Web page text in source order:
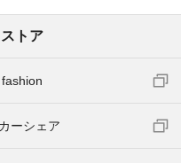
トア
ーシェア